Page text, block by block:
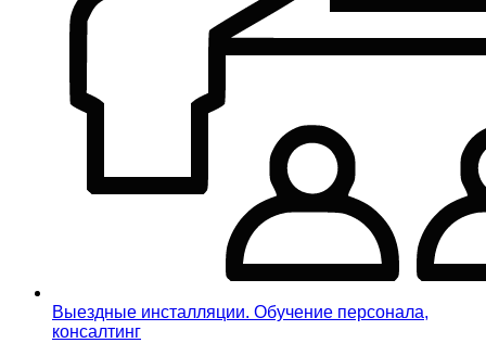
Выездные инсталляции. Обучение персонала,
консалтинг